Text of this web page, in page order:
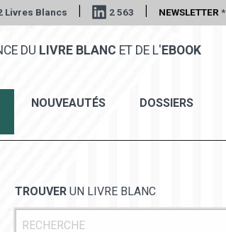
Livres Blancs | 2 563 | NEWSLETTER *
DU LIVRE BLANC ET DE L' EBOOK
NOUVEAUTÉS DOSSIERS
TROUVER UN LIVRE BLANC